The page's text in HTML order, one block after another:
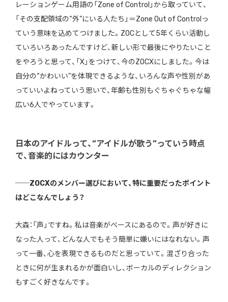
レーションゲーム用語の「Zone of Control」から取っていて、
「その支配領域の“外”にいる人たち」＝Zone Out of Controlっ
ていう意味を込めてつけました。ZOCとして5年くらい活動し
ていろいろあったんですけど、新しい形で最後にやりたいこと
をやろうと思って、「X」をつけて、今のZOCXにしました。今は
自分の“かわいい”を体現できるような、いろんな声や性別があ
っていいよねっていう思いで、年齢も性別もぐちゃぐちゃな幅
広い6人でやっています。
日本のアイドルって、“アイドルが歌う”っていう時点
で、音楽的にはカウンター
──ZOCXのメンバー選びにおいて、特に重要だったポイント
はどこなんでしょう？
大森：「声」ですね。私は音楽がベースにあるので。声が好きに
なった人って、どんな人でもそう簡単に嫌いにはなれない。声
って一番、心を表現できるものだと思っていて。混ざり合った
ときに何が生まれるかが面白いし、ボーカルのディレクション
もすごく好きなんです。